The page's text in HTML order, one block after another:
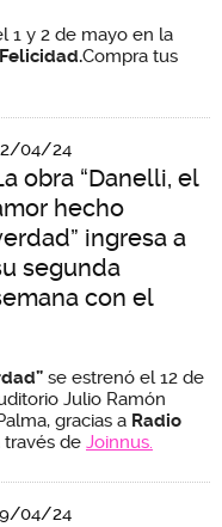
1 y 2 de mayo en la
Compra tus
04/24
obra “Danelli, el
hecho
ingresa a
segunda
con el
se estrenó el 12 de
Julio Ramón
gracias a Radio
través de Joinnus.
04/24